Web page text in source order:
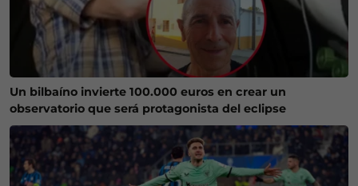
Un bilbaíno invierte 100.000 euros en crear un
observatorio que será protagonista del eclipse